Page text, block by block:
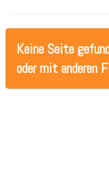
Keine Seite
oder mit anderen